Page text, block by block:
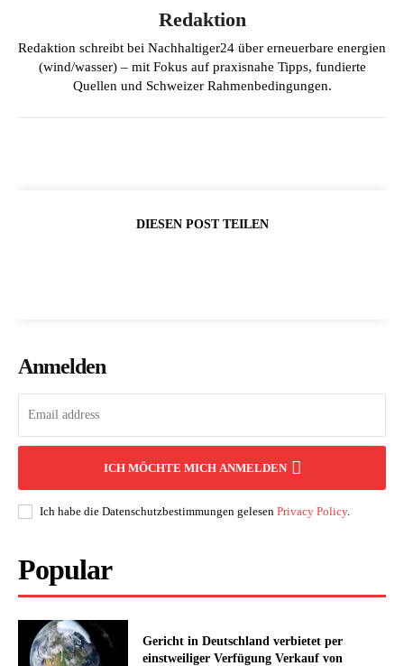
Redaktion
Redaktion schreibt bei Nachhaltiger24 über erneuerbare energien
(wind/wasser) – mit Fokus auf praxisnahe Tipps, fundierte
Quellen und Schweizer Rahmenbedingungen.
DIESEN POST TEILEN
Anmelden
ICH MÖCHTE MICH ANMELDEN
Ich habe die Datenschutzbestimmungen gelesen Privacy Policy.
Popular
Gericht in Deutschland verbietet per
einstweiliger Verfügung Verkauf von